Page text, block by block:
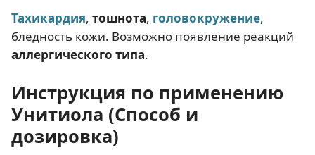
Тахикардия, тошнота, головокружение,
бледность кожи. Возможно появление реакций
аллергического типа.
Инструкция по применению
Унитиола (Способ и
дозировка)